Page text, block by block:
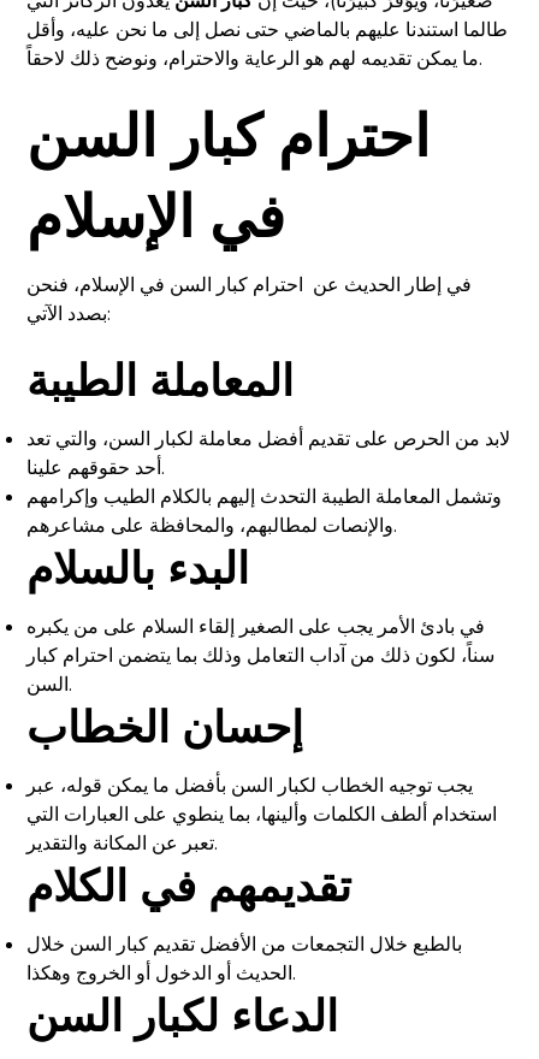
طالما استندنا عليهم بالماضي حتى نصل إلى ما نحن عليه، وأقل
ما يمكن تقديمه لهم هو الرعاية والاحترام، ونوضح ذلك لاحقاً.
احترام كبار السن
في الإسلام
في إطار الحديث عن احترام كبار السن في الإسلام، فنحن
بصدد الآتي:
المعاملة الطيبة
لابد من الحرص على تقديم أفضل معاملة لكبار السن، والتي تعد
أحد حقوقهم علينا.
وتشمل المعاملة الطيبة التحدث إليهم بالكلام الطيب وإكرامهم
والإنصات لمطالبهم، والمحافظة على مشاعرهم.
البدء بالسلام
في بادئ الأمر يجب على الصغير إلقاء السلام على من يكبره
سناً، لكون ذلك من آداب التعامل وذلك بما يتضمن احترام كبار
السن.
إحسان الخطاب
يجب توجيه الخطاب لكبار السن بأفضل ما يمكن قوله، عبر
استخدام ألطف الكلمات وألينها، بما ينطوي على العبارات التي
تعبر عن المكانة والتقدير.
تقديمهم في الكلام
بالطبع خلال التجمعات من الأفضل تقديم كبار السن خلال
الحديث أو الدخول أو الخروج وهكذا.
الدعاء لكبار السن